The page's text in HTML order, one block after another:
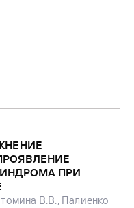
локализация
Именно в этих
наблюдаться
заболеваниями
ПРИ
В.В., Палиенко